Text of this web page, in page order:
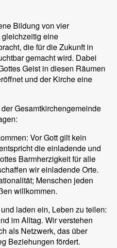
Bildung von vier
eine
die für die Zukunft in
gemacht wird. Dabei
Geist in diesen Räumen
und der Kirche eine
Gesamtkirchengemeinde
Vor Gott gilt kein
die einladende und
Barmherzigkeit für alle
wir einladende Orte.
Menschen jeden
willkommen.
laden ein, Leben zu teilen:
im Alltag. Wir verstehen
als Netzwerk, das über
Beziehungen fördert.